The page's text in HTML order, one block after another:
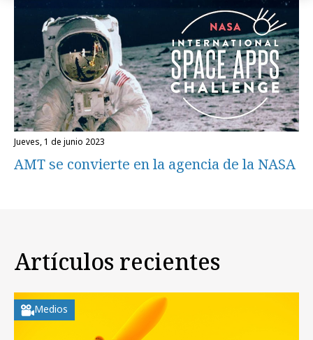
jueves, 1 de junio 2023
AMT se convierte en la agencia de la NASA
Artículos recientes
Medios